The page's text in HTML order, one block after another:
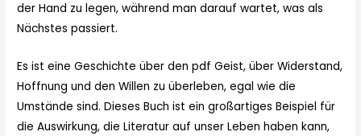
der Hand zu legen, während man darauf wartet, was als
Nächstes passiert.
Es ist eine Geschichte über den pdf Geist, über Widerstand,
Hoffnung und den Willen zu überleben, egal wie die
Umstände sind. Dieses Buch ist ein großartiges Beispiel für
die Auswirkung, die Literatur auf unser Leben haben kann,